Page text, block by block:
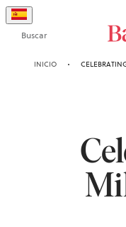
Buscar
INICIO